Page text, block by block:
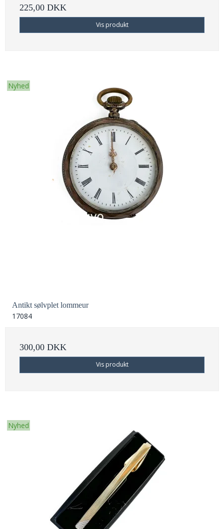
225,00 DKK
Vis produkt
Nyhed
Antikt sølvplet lommeur
17084
300,00 DKK
Vis produkt
Nyhed